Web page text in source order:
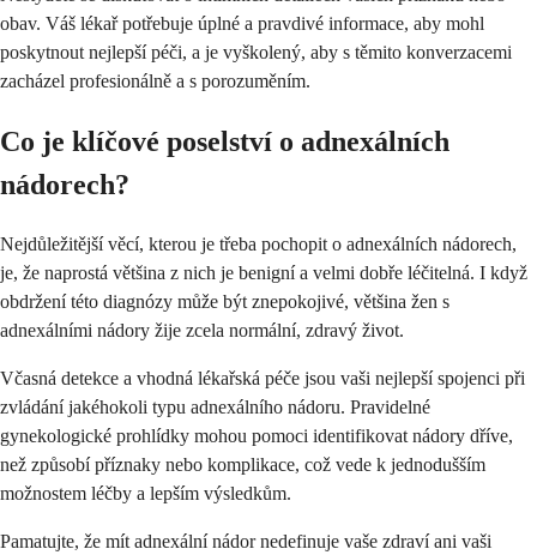
obav. Váš lékař potřebuje úplné a pravdivé informace, aby mohl
poskytnout nejlepší péči, a je vyškolený, aby s těmito konverzacemi
zacházel profesionálně a s porozuměním.
Co je klíčové poselství o adnexálních
nádorech?
Nejdůležitější věcí, kterou je třeba pochopit o adnexálních nádorech,
je, že naprostá většina z nich je benigní a velmi dobře léčitelná. I když
obdržení této diagnózy může být znepokojivé, většina žen s
adnexálními nádory žije zcela normální, zdravý život.
Včasná detekce a vhodná lékařská péče jsou vaši nejlepší spojenci při
zvládání jakéhokoli typu adnexálního nádoru. Pravidelné
gynekologické prohlídky mohou pomoci identifikovat nádory dříve,
než způsobí příznaky nebo komplikace, což vede k jednodušším
možnostem léčby a lepším výsledkům.
Pamatujte, že mít adnexální nádor nedefinuje vaše zdraví ani vaši